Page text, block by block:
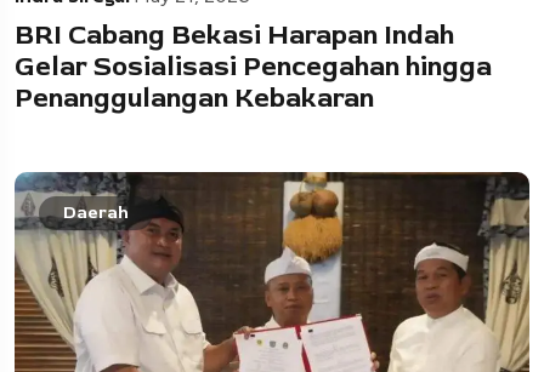
BRI Cabang Bekasi Harapan Indah
Gelar Sosialisasi Pencegahan hingga
Penanggulangan Kebakaran
Daerah